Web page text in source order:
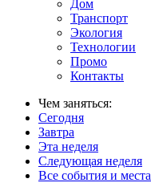
Дом
Транспорт
Экология
Технологии
Промо
Контакты
Чем заняться:
Сегодня
Завтра
Эта неделя
Следующая неделя
Все события и места